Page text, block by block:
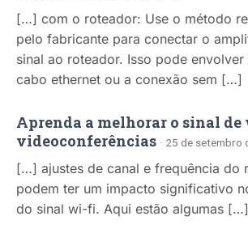
[…] com o roteador: Use o método
pelo fabricante para conectar o
sinal ao roteador. Isso pode envolver
cabo ethernet ou a conexão sem […]
Aprenda a melhorar o sinal
videoconferências · 25 de setembro
[…] ajustes de canal e frequência do
podem ter um impacto significativo
do sinal wi-fi. Aqui estão algumas […]